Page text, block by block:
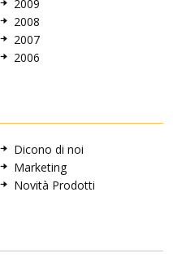
2009
2008
2007
2006
Dicono di noi
Marketing
Novità Prodotti